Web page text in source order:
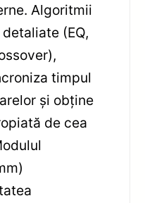
Algoritmii
(EQ,
timpul
și obține
de cea